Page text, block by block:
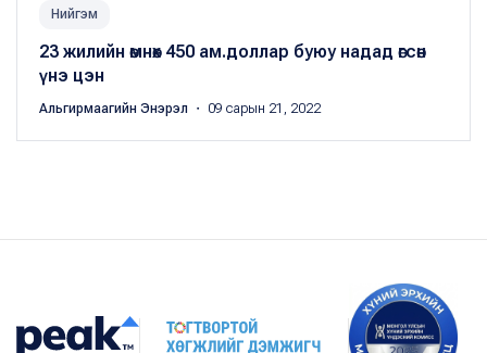
Нийгэм
23 жилийн өмнөх 450 ам.доллар буюу надад өгсөн
үнэ цэн
Альгирмаагийн Энэрэл ・ 09 сарын 21, 2022